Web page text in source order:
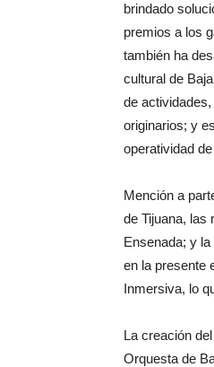
brindado
premios a los
también ha
cultural de
de
originarios; y
operatividad
Mención a
de Tijuana, las
Ensenada; y
en la presente
Inmersiva, lo
La creación
Orquesta de